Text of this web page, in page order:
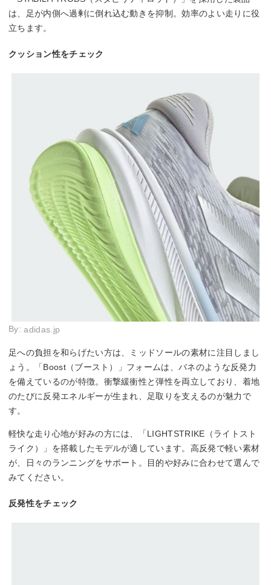
は、足が内側へ過剰に倒れ込む動きを抑制。効率のよい走りに役
立ちます。
クッション性をチェック
By:adidas.jp
足への負担を和らげたい方は、ミッドソールの素材に注目しまし
ょう。「Boost（ブースト）」フォームは、バネのような反発力
を備えているのが特徴。衝撃緩衝性と弾性を両立しており、着地
のたびに反発エネルギーが生まれ、足取りを支えるのが魅力で
す。
軽快な走り心地が好みの方には、「LIGHTSTRIKE（ライトスト
ライク）」を搭載したモデルが適しています。高反発で軽い素材
が、日々のランニングをサポート。目的や好みに合わせて選んで
みてください。
反発性をチェック